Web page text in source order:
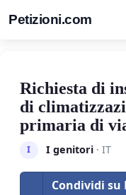
Petizioni.com
Richiesta di
di
primaria di
I I genitori· IT
Condividi su